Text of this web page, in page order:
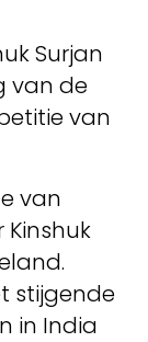
Surjan
van de
van
van
stijgende
in India